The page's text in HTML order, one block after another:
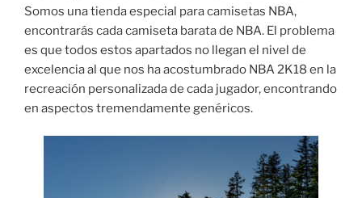
Somos una tienda especial para camisetas NBA,
encontrarás cada camiseta barata de NBA. El problema
es que todos estos apartados no llegan el nivel de
excelencia al que nos ha acostumbrado NBA 2K18 en la
recreación personalizada de cada jugador, encontrando
en aspectos tremendamente genéricos.